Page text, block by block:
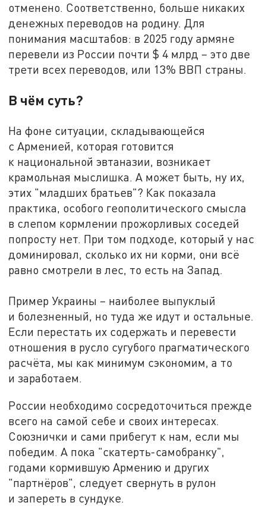
отменено. Соответственно, больше никаких
денежных переводов на родину. Для
понимания масштабов: в 2025 году армяне
перевели из России почти $ 4 млрд – это две
трети всех переводов, или 13% ВВП страны.
В чём суть?
На фоне ситуации, складывающейся
с Арменией, которая готовится
к национальной эвтаназии, возникает
крамольная мыслишка. А может быть, ну их,
этих "младших братьев"? Как показала
практика, особого геополитического смысла
в слепом кормлении прожорливых соседей
попросту нет. При том подходе, который у нас
доминировал, сколько их ни корми, они всё
равно смотрели в лес, то есть на Запад.
Пример Украины – наиболее выпуклый
и болезненный, но туда же идут и остальные.
Если перестать их содержать и перевести
отношения в русло сугубого прагматического
расчёта, мы как минимум сэкономим, а то
и заработаем.
России необходимо сосредоточиться прежде
всего на самой себе и своих интересах.
Союзнички и сами прибегут к нам, если мы
победим. А пока "скатерть-самобранку",
годами кормившую Армению и других
"партнёров", следует свернуть в рулон
и запереть в сундуке.